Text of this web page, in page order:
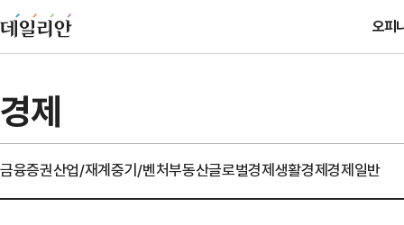
오피
경제
금융증권산업/재계중기/벤처부동산글로벌경제생활경제경제일반